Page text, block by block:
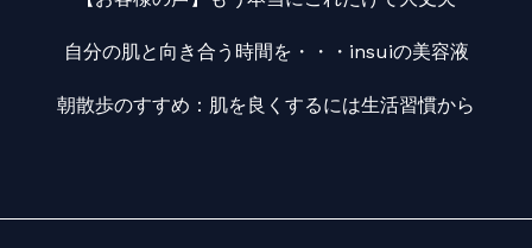
自分の肌と向き合う時間を・・・insuiの美容液
朝散歩のすすめ：肌を良くするには生活習慣から